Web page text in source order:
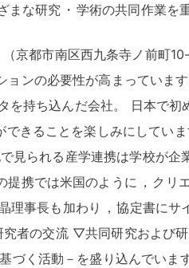
まな研究 ・ 学術の共同作業を
京都市南区西九条寺ノ前町
ョンの必要性が高まっていま
を持ち込んだ会社。
日本で初
きることを楽しみにしていま
見られる産学連携は学校が企
提携では米国のように ， クリ
理事長も加わり ， 協定書にサ
究者の交流 ▽共同研究および
づく活動－を盛り込んでいま